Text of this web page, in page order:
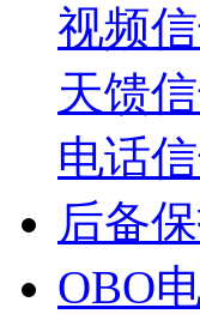
视频
天馈
电话
后备
OBO